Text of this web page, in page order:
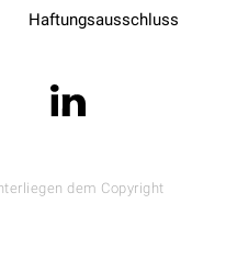
Haftungsausschluss
dem Copyright